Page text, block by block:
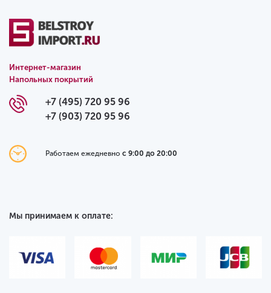
Интернет-магазин
Напольных покрытий
+7 (495) 720 95 96
+7 (903) 720 95 96
Работаем ежедневно с 9:00 до 20:00
Мы принимаем к оплате: